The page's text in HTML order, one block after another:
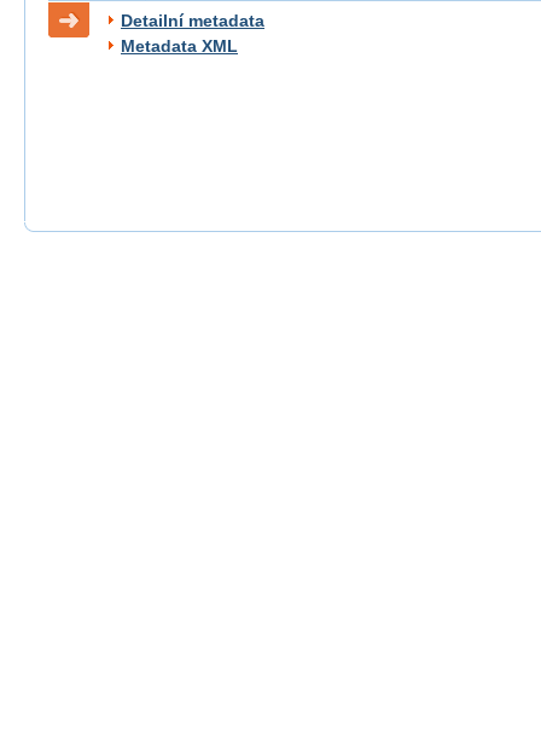
Detailní metadata
Metadata XML